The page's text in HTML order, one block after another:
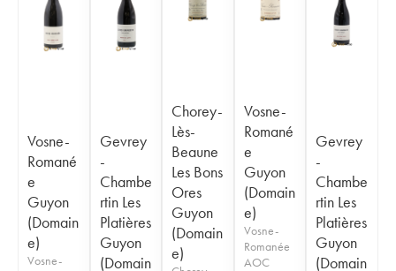
Vosne-
Romané
e
Guyon
(Domain
e)
Vosne-
Gevrey
-
Chambe
rtin Les
Platières
Guyon
(Domain
Chorey-
Lès-
Beaune
Les Bons
Ores
Guyon
(Domain
e)
Vosne-
Romané
e
Guyon
(Domain
e)
Vosne-
Romanée
AOC
Gevrey
-
Chambe
rtin Les
Platières
Guyon
(Domain